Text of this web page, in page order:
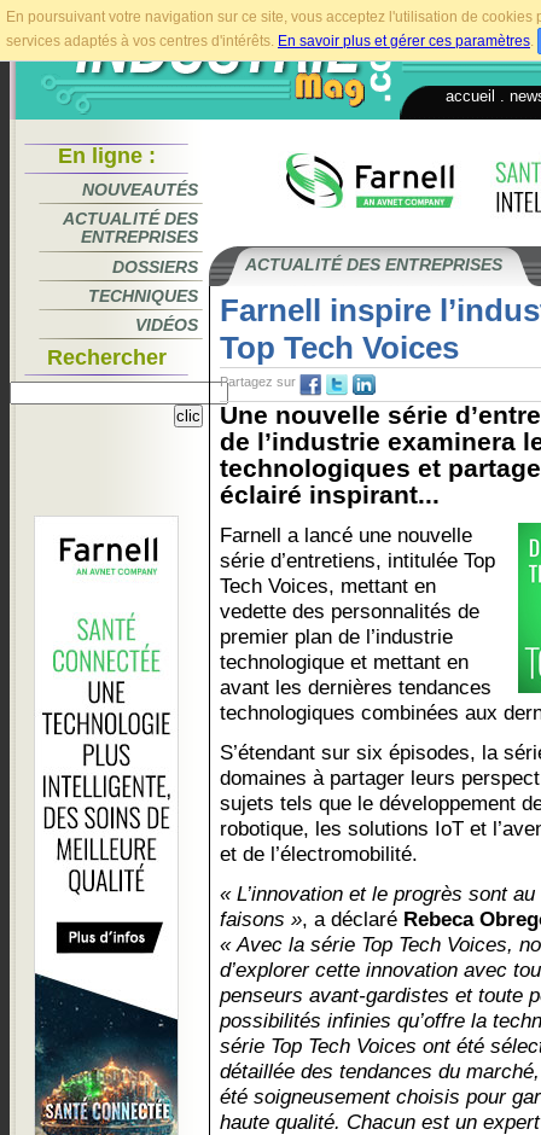
En poursuivant votre navigation sur ce site, vous acceptez l'utilisation de
services adaptés à vos centres d'intérêts. En savoir plus et gérer ces paramètres.
accueil
En ligne :
NOUVEAUTÉS
ACTUALITÉ DES
ENTREPRISES
DOSSIERS
TECHNIQUES
VIDÉOS
Rechercher
ACTUALITÉ DES ENTREPRISES
Farnell inspire
Top Tech Voices
Partagez sur
Une nouvelle série
de l’industrie examinera
technologiques et
éclairé inspirant...
Farnell a lancé une nouvelle
série d’entretiens, intitulée Top
Tech Voices, mettant en
vedette des personnalités de
premier plan de l’industrie
technologique et mettant en
avant les dernières tendances
technologiques combinées aux
S’étendant sur six épisodes, la
domaines à partager leurs
sujets tels que le développement
robotique, les solutions IoT et
et de l’électromobilité.
« L’innovation et le progrès sont
faisons », a déclaré Rebeca
« Avec la série Top Tech Voices,
d’explorer cette innovation avec
penseurs avant-gardistes et toute
possibilités infinies qu’offre la
série Top Tech Voices ont été
détaillée des tendances du
été soigneusement choisis pour
haute qualité. Chacun est un